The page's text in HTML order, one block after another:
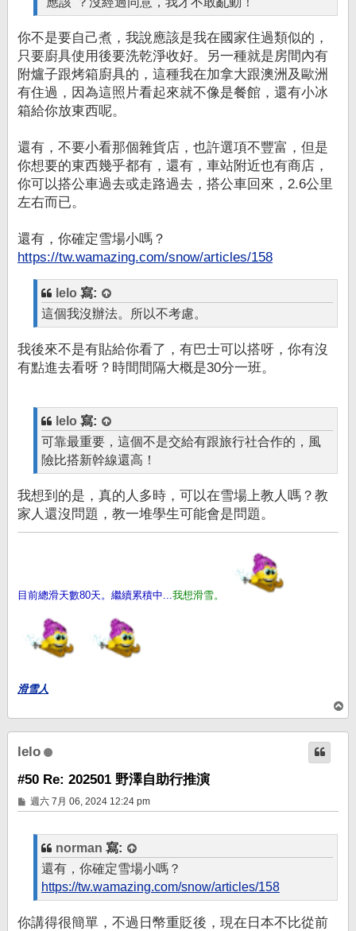
你不是要自己煮，我說應該是我在國家住過類似的，
只要廚具使用後要洗乾淨收好。另一種就是房間內有
附爐子跟烤箱廚具的，這種我在加拿大跟澳洲及歐洲
有住過，因為這照片看起來就不像是餐館，還有小冰
箱給你放東西呢。
還有，不要小看那個雜貨店，也許選項不豐富，但是
你想要的東西幾乎都有，還有，車站附近也有商店，
你可以搭公車過去或走路過去，搭公車回來，2.6公里
左右而已。
還有，你確定雪場小嗎？
https://tw.wamazing.com/snow/articles/158
lelo 寫:
這個我沒辦法。所以不考慮。
我後來不是有貼給你看了，有巴士可以搭呀，你有沒
有點進去看呀？時間間隔大概是30分一班。
lelo 寫:
可靠最重要，這個不是交給有跟旅行社合作的，風
險比搭新幹線還高！
我想到的是，真的人多時，可以在雪場上教人嗎？教
家人還沒問題，教一堆學生可能會是問題。
目前總滑天數80天。繼續累積中... 我想滑雪。
滑雪人
頂
端
lelo
#50 Re: 202501 野澤自助行推演
文
章
週六 7月 06, 2024 12:24 pm
norman 寫:
還有，你確定雪場小嗎？
https://tw.wamazing.com/snow/articles/158
你講得很簡單，不過日幣重貶後，現在日本不比從前